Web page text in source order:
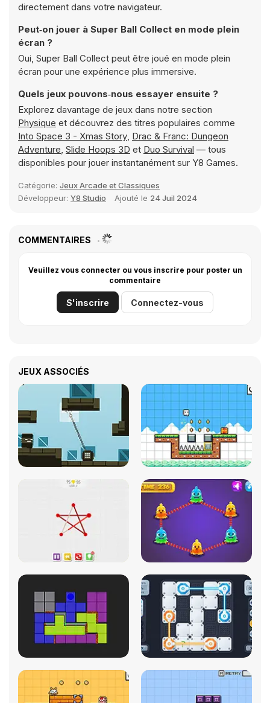
directement dans votre navigateur.
Peut‑on jouer à Super Ball Collect en mode plein
écran ?
Oui, Super Ball Collect peut être joué en mode plein
écran pour une expérience plus immersive.
Quels jeux pouvons‑nous essayer ensuite ?
Explorez davantage de jeux dans notre section
Physique et découvrez des titres populaires comme
Into Space 3 - Xmas Story, Drac & Franc: Dungeon
Adventure, Slide Hoops 3D et Duo Survival — tous
disponibles pour jouer instantanément sur Y8 Games.
Catégorie: Jeux Arcade et Classiques
Développeur: Y8 Studio Ajouté le 24 Juil 2024
COMMENTAIRES
Veuillez vous connecter ou vous inscrire pour poster un
commentaire
S'inscrire Connectez-vous
JEUX ASSOCIÉS